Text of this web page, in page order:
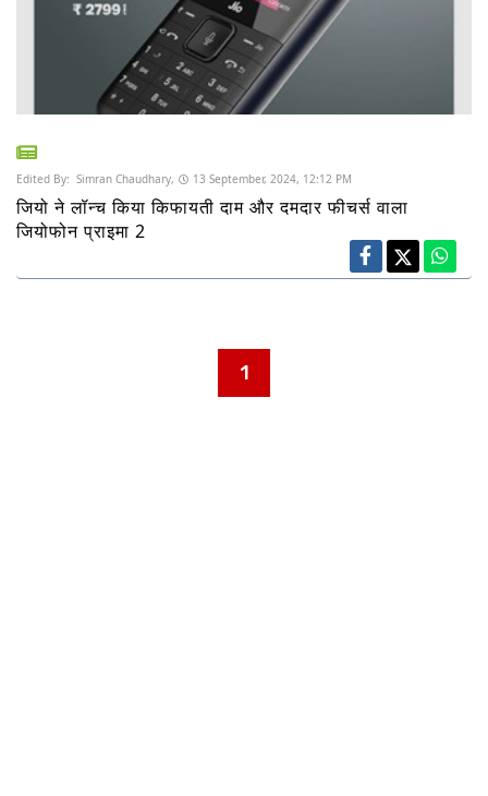
Edited By: Simran Chaudhary, 13 September, 2024, 12:12 PM
जियो ने लॉन्च किया किफायती दाम और दमदार फीचर्स वाला
जियोफोन प्राइमा 2
1